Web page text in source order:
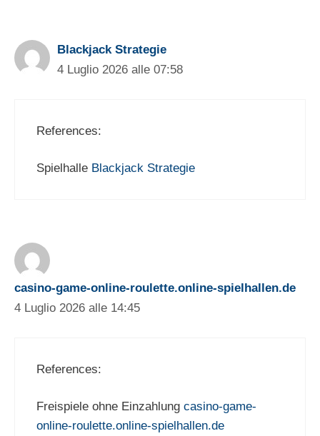
Blackjack Strategie
4 Luglio 2026 alle 07:58
References:
Spielhalle Blackjack Strategie
casino-game-online-roulette.online-spielhallen.de
4 Luglio 2026 alle 14:45
References:
Freispiele ohne Einzahlung casino-game-
online-roulette.online-spielhallen.de